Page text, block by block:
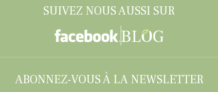
SUIVEZ NOUS AUSSI SUR
ABONNEZ-VOUS À LA NEWSLETTER